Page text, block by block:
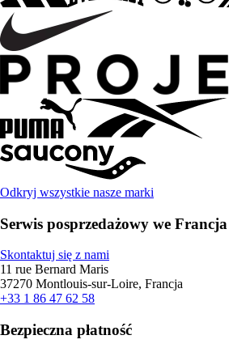
Odkryj wszystkie nasze marki
Serwis posprzedażowy we Francja
Skontaktuj się z nami
11 rue Bernard Maris
37270 Montlouis-sur-Loire, Francja
+33 1 86 47 62 58
Bezpieczna płatność